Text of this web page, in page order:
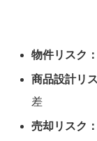
物件リスク
商品設計リ
差
売却リスク：